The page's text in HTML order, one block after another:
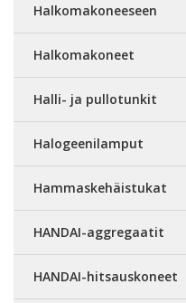
Halkomakoneeseen
Halkomakoneet
Halli- ja pullotunkit
Halogeenilamput
Hammaskehäistukat
HANDAI-aggregaatit
HANDAI-hitsauskoneet